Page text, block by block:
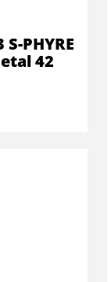
PHYRE
42